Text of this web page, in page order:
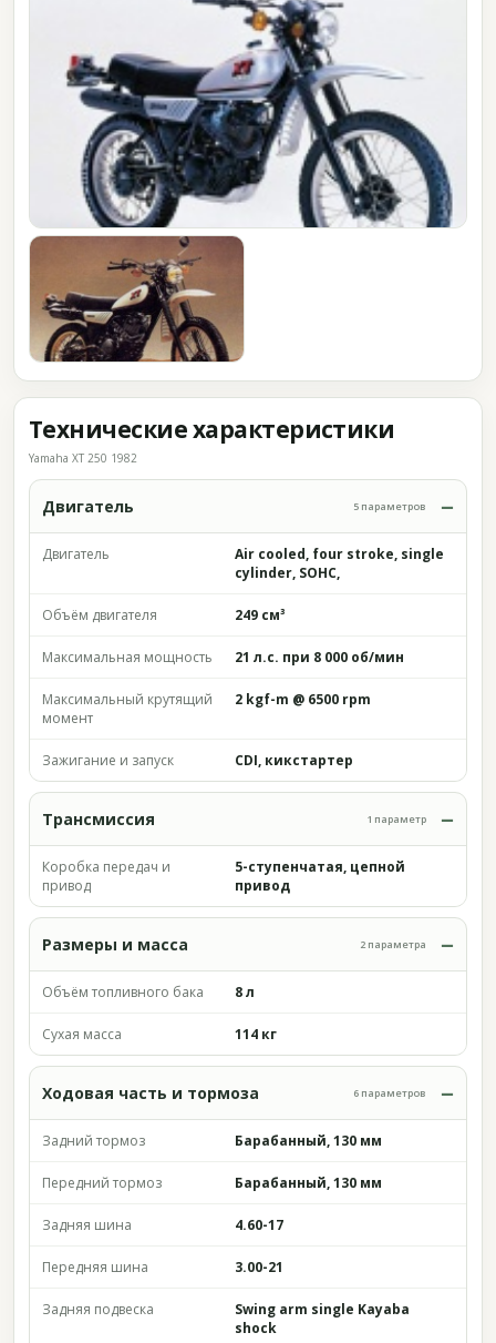
Технические характеристики
Yamaha XT 250 1982
Двигатель 5 параметров
Двигатель
Air cooled, four stroke, single
cylinder, SOHC,
Объём двигателя 249 см³
Максимальная мощность 21 л.с. при 8 000 об/мин
Максимальный крутящий
момент
2 kgf-m @ 6500 rpm
Зажигание и запуск CDI, кикстартер
Трансмиссия 1 параметр
Коробка передач и
привод
5-ступенчатая, цепной
привод
Размеры и масса 2 параметра
Объём топливного бака 8 л
Сухая масса 114 кг
Ходовая часть и тормоза 6 параметров
Задний тормоз Барабанный, 130 мм
Передний тормоз Барабанный, 130 мм
Задняя шина 4.60-17
Передняя шина 3.00-21
Задняя подвеска
Swing arm single Kayaba
shock